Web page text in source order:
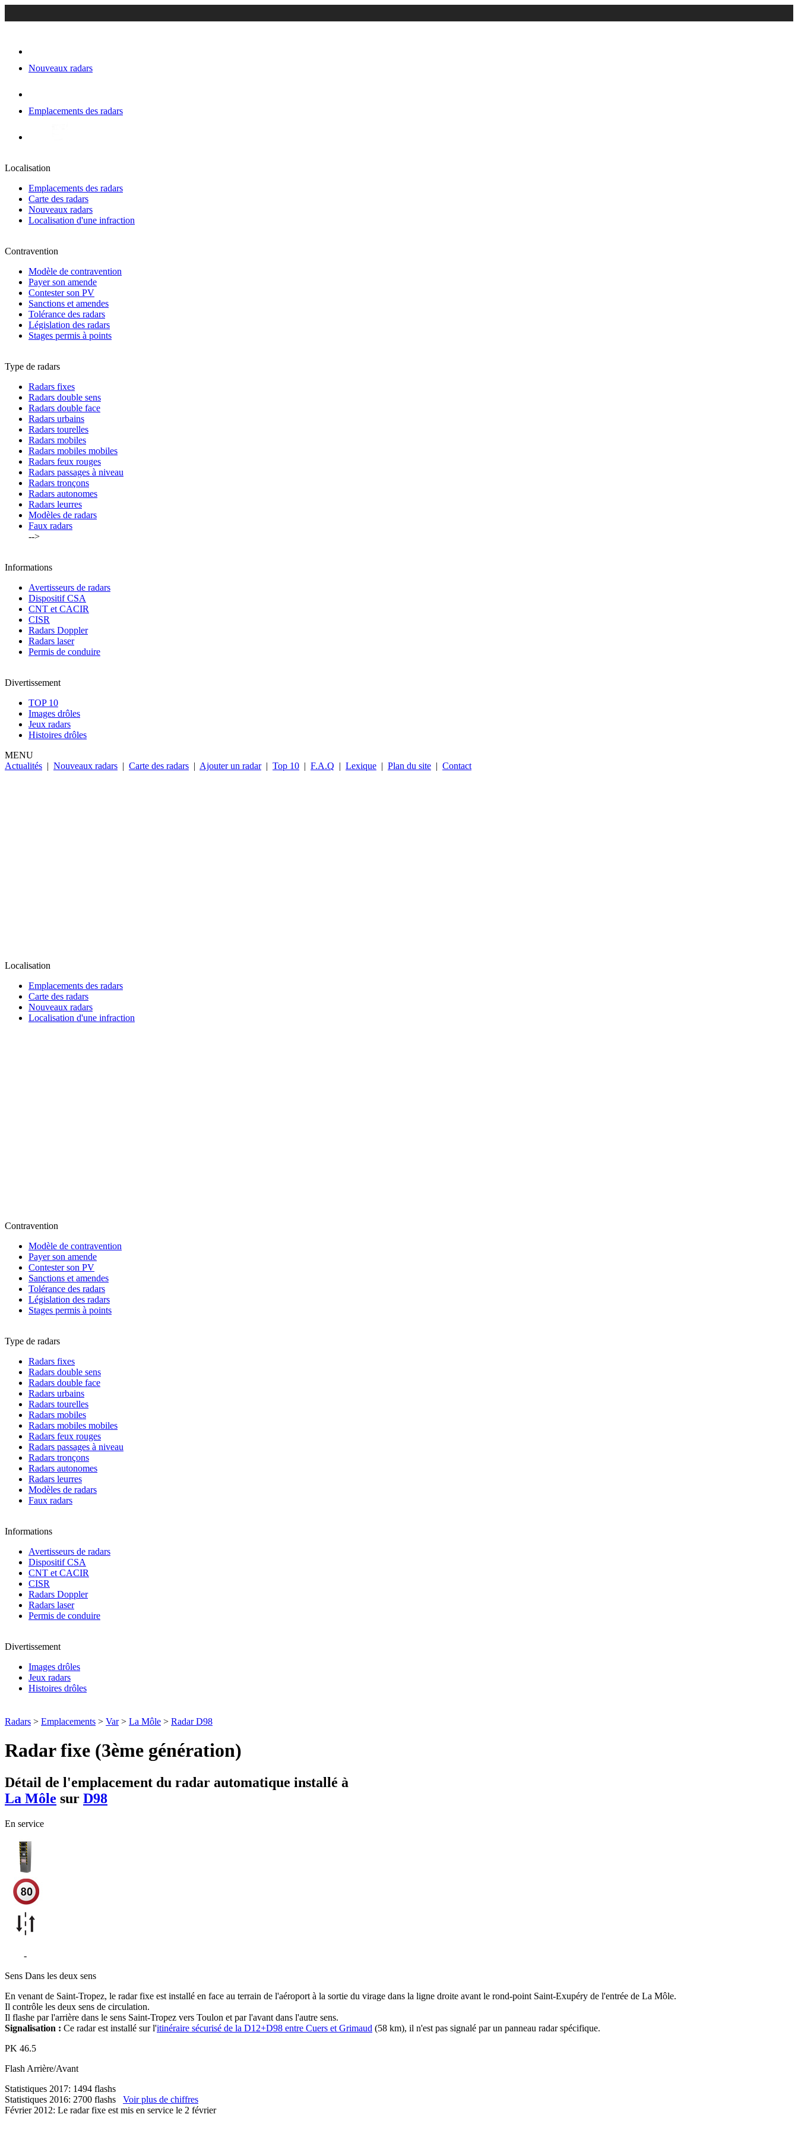
Nouveaux radars
Emplacements des radars
Localisation
Emplacements des radars
Carte des radars
Nouveaux radars
Localisation d'une infraction
Contravention
Modèle de contravention
Payer son amende
Contester son PV
Sanctions et amendes
Tolérance des radars
Législation des radars
Stages permis à points
Type de radars
Radars fixes
Radars double sens
Radars double face
Radars urbains
Radars tourelles
Radars mobiles
Radars mobiles mobiles
Radars feux rouges
Radars passages à niveau
Radars tronçons
Radars autonomes
Radars leurres
Modèles de radars
Faux radars
-->
Informations
Avertisseurs de radars
Dispositif CSA
CNT et CACIR
CISR
Radars Doppler
Radars laser
Permis de conduire
Divertissement
TOP 10
Images drôles
Jeux radars
Histoires drôles
MENU
Actualités | Nouveaux radars | Carte des radars | Ajouter un radar | Top 10 | F.A.Q | Lexique | Plan du site | Contact
Localisation
Emplacements des radars
Carte des radars
Nouveaux radars
Localisation d'une infraction
Contravention
Modèle de contravention
Payer son amende
Contester son PV
Sanctions et amendes
Tolérance des radars
Législation des radars
Stages permis à points
Type de radars
Radars fixes
Radars double sens
Radars double face
Radars urbains
Radars tourelles
Radars mobiles
Radars mobiles mobiles
Radars feux rouges
Radars passages à niveau
Radars tronçons
Radars autonomes
Radars leurres
Modèles de radars
Faux radars
Informations
Avertisseurs de radars
Dispositif CSA
CNT et CACIR
CISR
Radars Doppler
Radars laser
Permis de conduire
Divertissement
Images drôles
Jeux radars
Histoires drôles
Radars > Emplacements > Var> La Môle > Radar D98
Radar fixe (3ème génération)
Détail de l'emplacement du radar automatique installé à
La Môle sur D98
En service
-
Sens Dans les deux sens
En venant de Saint-Tropez, le radar fixe est installé en face au terrain de l'aéroport à la sortie du virage dans la ligne droite avant le rond-point Saint-Exupéry de l'entrée de La Môle.
Il contrôle les deux sens de circulation.
Il flashe par l'arrière dans le sens Saint-Tropez vers Toulon et par l'avant dans l'autre sens.
Signalisation : Ce radar est installé sur l'itinéraire sécurisé de la D12+D98 entre Cuers et Grimaud (58 km), il n'est pas signalé par un panneau radar spécifique.
PK 46.5
Flash Arrière/Avant
Statistiques 2017: 1494 flashs
Statistiques 2016: 2700 flashs Voir plus de chiffres
Février 2012: Le radar fixe est mis en service le 2 février